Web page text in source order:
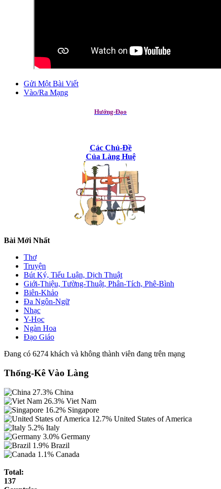
Gửi Một Bài Viết
Vào/Ra Mạng
Hướng-Đạo
Các Chủ-Đề
Của Làng Huệ
Bài Mới Nhất
Thơ
Truyện
Bút Ký, Tiểu Luận, Dịch Thuật
Giới-Thiệu, Tường-Thuật, Phân-Tích, Phê-Bình
Biên-Khảo
Đa Ngôn-Ngữ
Nhạc
Y-Học
Ngàn Hoa
Đạo Giáo
Đang có 6274 khách và không thành viên đang trên mạng
Thống-Kê Vào Làng
27.3% China
26.3% Viet Nam
16.2% Singapore
12.7% United States of America
5.2% Italy
3.0% Germany
1.9% Brazil
1.1% Canada
Total:
137